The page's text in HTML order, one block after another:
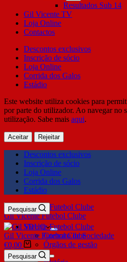
Resultados Sub 14
Gil Vicente TV
Loja Online
Contactos
Descontos exclusivos
Inscrição de sócio
Loja Online
Corrida dos Galos
Estádio
Este website utiliza cookies para
por parte do utilizador. Ao navegar no
utilização. Sabe mais aqui.
Aceitar Rejeitar
Descontos exclusivos
Inscrição de sócio
Loja Online
Corrida dos Galos
Estádio
Gil Vicente Futebol Clube
Pesquisar
SDUQ
Contrato de Sociedade
Órgãos de gestão
Clube
Gil Vicente Futebol Clube
€0,00
Pesquisar